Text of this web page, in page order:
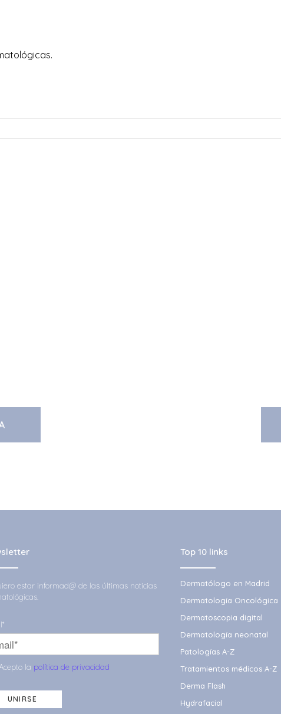
estar informad@ de las últimas noticias
Acepto la política de privacidad
UNIRSE
Top 10 links
Dermatólogo en Madrid
Dermatología Oncológica
Dermatoscopia digital
Dermatología neonatal
Patologías A-Z
Tratamientos médicos A-Z
Derma Flash
Hydrafacial